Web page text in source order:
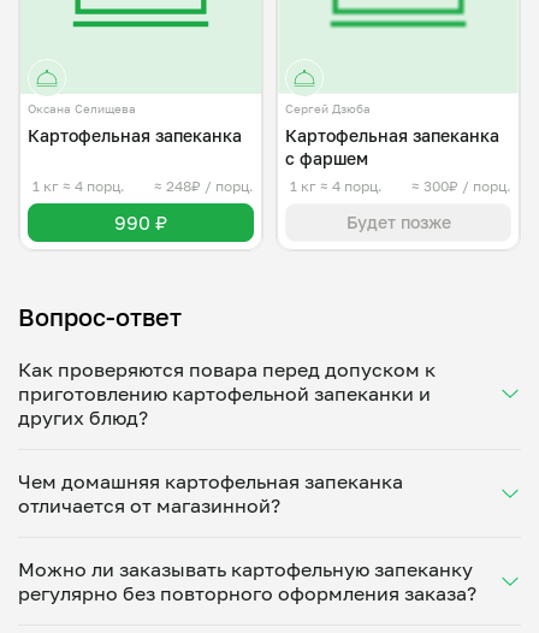
Оксана Селищева
Картофельная запеканка
1 кг ≈ 4 порц. ≈ 248₽ / порц.
990 ₽
Сергей Дзюба
Картофельная запеканка
с фаршем
1 кг ≈ 4 порц. ≈ 300₽ / порц.
Будет позже
Вопрос-ответ
Как проверяются повара перед допуском к
приготовлению картофельной запеканки и
других блюд?
через наш сервис, проходит обязательную
поэтапную проверку. Она включает личную встречу
приготовление домашних блюд из меню для
дегустации. На следующем этапе осуществляется
фотофиксация кухни, которая должна
Чем домашняя картофельная запеканка
отличается от магазинной?
из многих блюд домашней кухни, которое готовят с
индивидуальным подходом. Особое внимание
Можно ли заказывать картофельную запеканку
регулярно без повторного оформления заказа?